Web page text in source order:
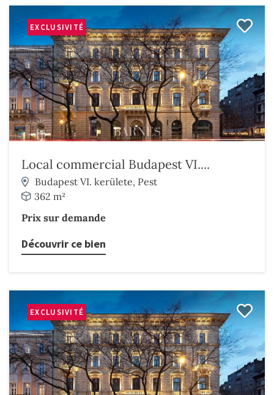
EXCLUSIVITÉ
Local commercial Budapest VI....
Budapest VI. kerülete, Pest
362 m²
Prix sur demande
Découvrir ce bien
EXCLUSIVITÉ